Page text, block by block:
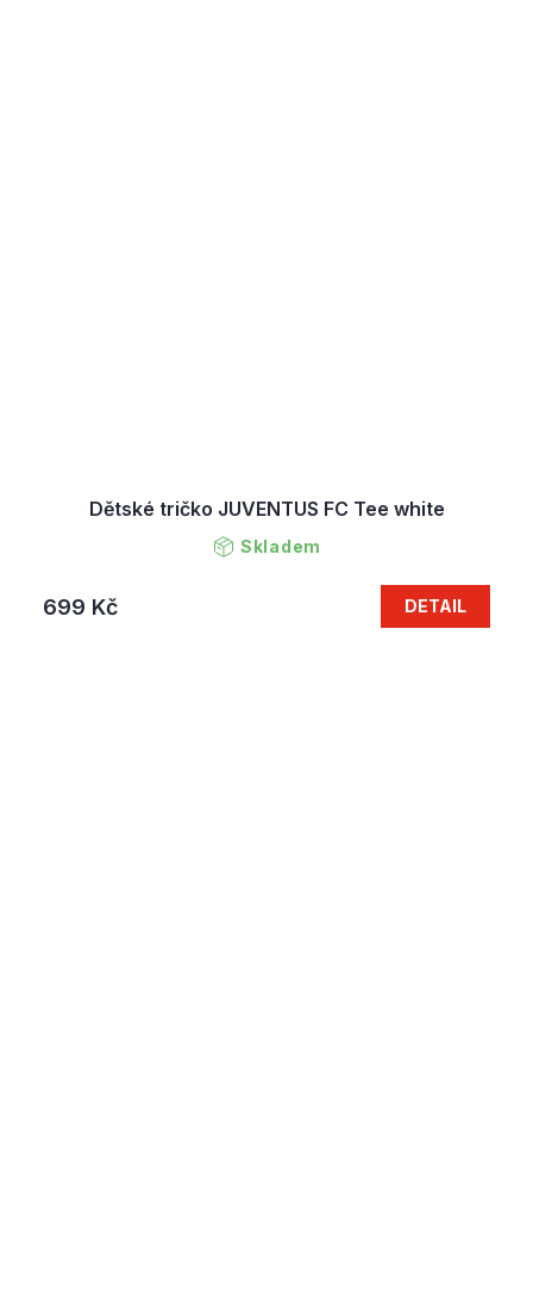
Dětské tričko JUVENTUS FC Tee white
Skladem
699 Kč DETAIL